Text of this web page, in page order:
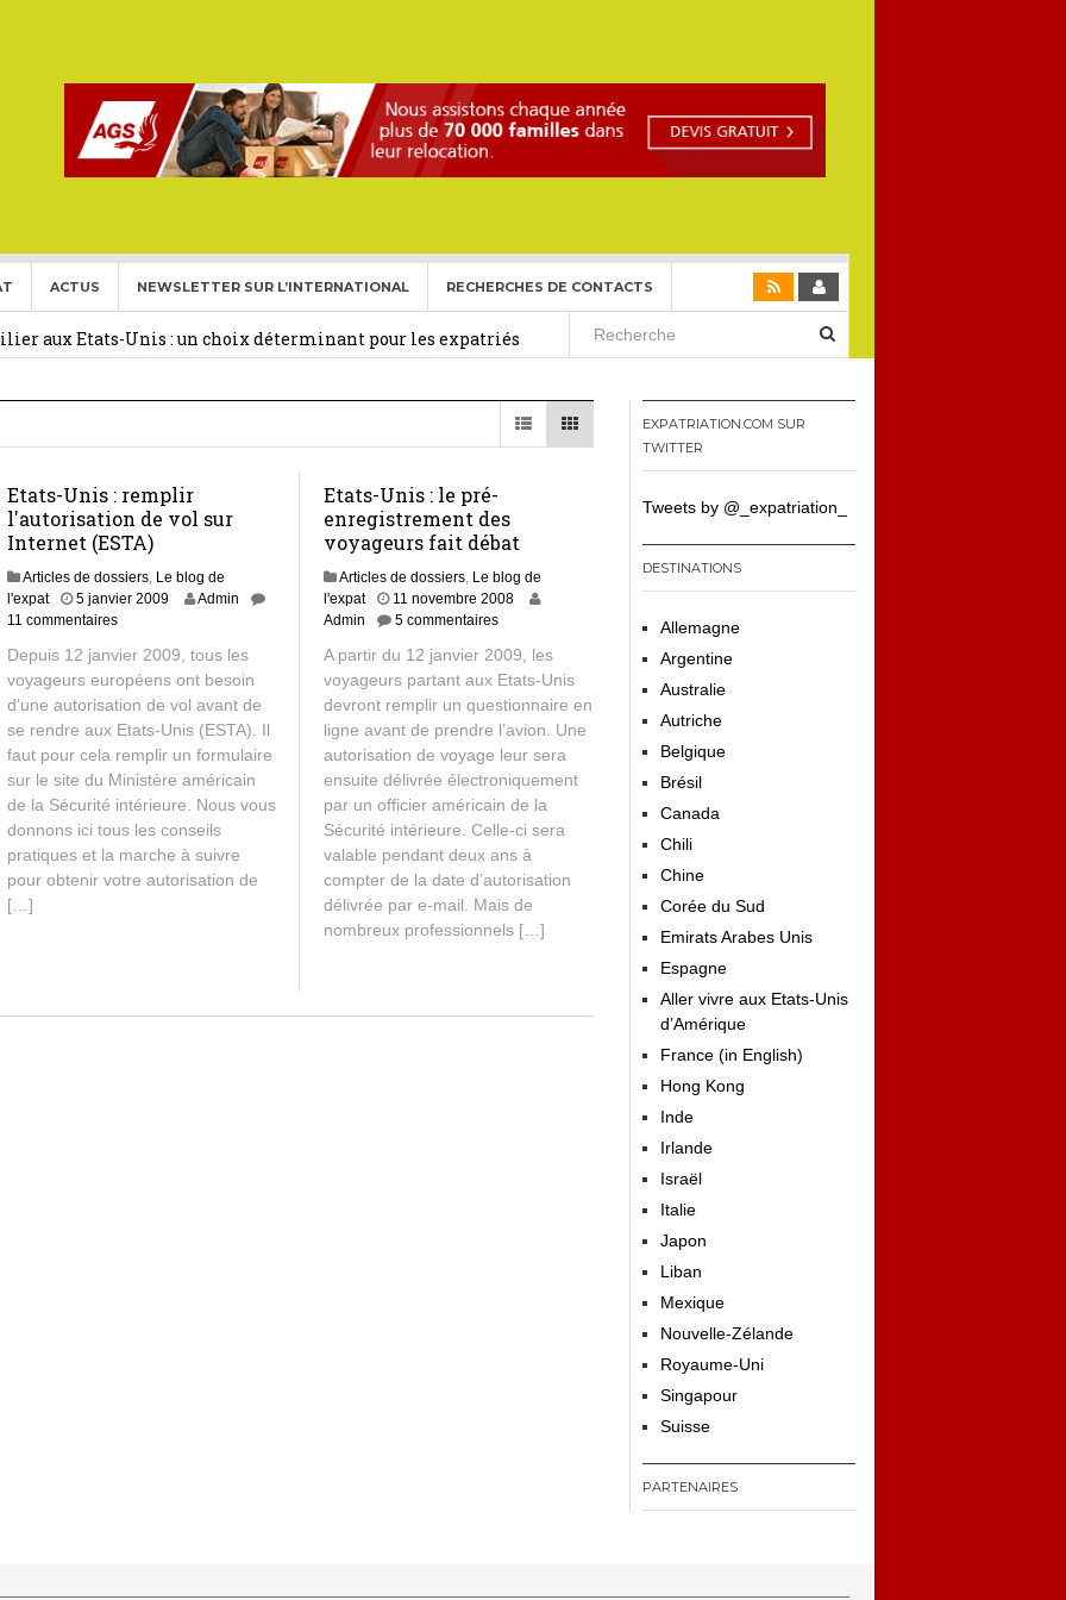
ACTUS NEWSLETTER SUR L’INTERNATIONAL RECHERCHES DE CONTACTS
aux Etats Unis pour l’année 2026-2027. 27 février 2026
aux Etats-Unis : un choix déterminant pour les expatriés
Expatriés
Card)
2 novembre 2024
Etats-Unis : remplir
l'autorisation de vol sur
Internet (ESTA)
Articles de dossiers, Le blog de
l'expat
5 janvier 2009
Admin
11 commentaires
Depuis 12 janvier 2009, tous les
voyageurs européens ont besoin
d’une autorisation de vol avant de
se rendre aux Etats-Unis (ESTA). Il
faut pour cela remplir un formulaire
sur le site du Ministère américain
de la Sécurité intérieure. Nous vous
donnons ici tous les conseils
pratiques et la marche à suivre
pour obtenir votre autorisation de
[…]
Etats-Unis : le pré-
enregistrement des
voyageurs fait débat
Articles de dossiers, Le blog de
l'expat
11 novembre 20088
i
l
l
e
0
1
3
Admin 5 commentaires
A partir du 12 janvier 2009, les
voyageurs partant aux Etats-Unis
devront remplir un questionnaire en
ligne avant de prendre l’avion. Une
autorisation de voyage leur sera
ensuite délivrée électroniquement
par un officier américain de la
Sécurité intérieure. Celle-ci sera
valable pendant deux ans à
compter de la date d’autorisation
délivrée par e-mail. Mais de
nombreux professionnels […]
EXPATRIATION.COM SUR
TWITTER
Tweets by @_expatriation_
DESTINATIONS
Allemagne
Argentine
Australie
Autriche
Belgique
Brésil
Canada
Chili
Chine
Corée du Sud
Emirats Arabes Unis
Espagne
Aller vivre aux Etats-Unis
d’Amérique
France (in English)
Hong Kong
Inde
Irlande
Israël
Italie
Japon
Liban
Mexique
Nouvelle-Zélande
Royaume-Uni
Singapour
Suisse
PARTENAIRES